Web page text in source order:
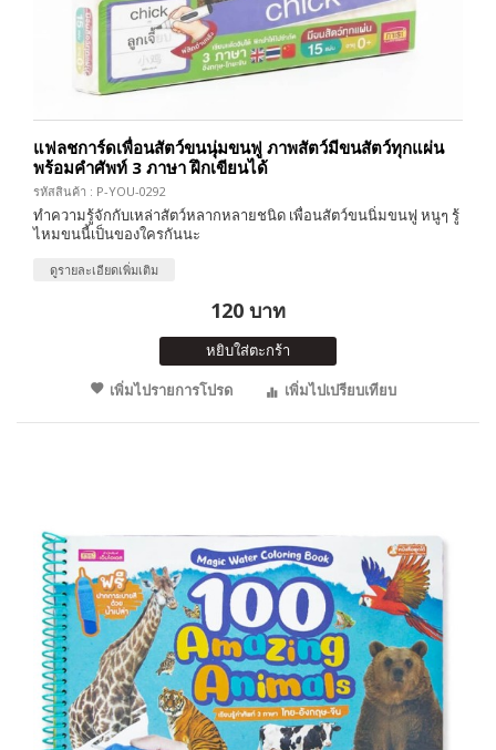
แฟลชการ์ดเพื่อนสัตว์ขนนุ่มขนฟู ภาพสัตว์มีขนสัตว์ทุกแผ่น
พร้อมคำศัพท์ 3 ภาษา ฝึกเขียนได้
รหัสสินค้า : P-YOU-0292
ทำความรู้จักกับเหล่าสัตว์หลากหลายชนิด เพื่อนสัตว์ขนนิ่มขนฟู หนูๆ รู้
ไหมขนนี้เป็นของใครกันนะ
ดูรายละเอียดเพิ่มเติม
120 บาท
หยิบใส่ตะกร้า
เพิ่มไปรายการโปรด
เพิ่มไปเปรียบเทียบ